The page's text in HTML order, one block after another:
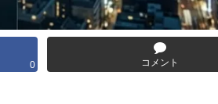
0 コメント